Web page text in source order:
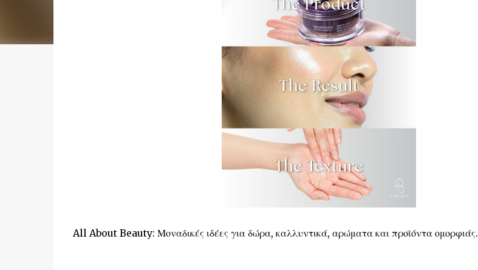
All About Beauty: Μοναδικές ιδέες για δώρα, καλλυντικά, αρώματα και προϊόντα ομορφιάς.